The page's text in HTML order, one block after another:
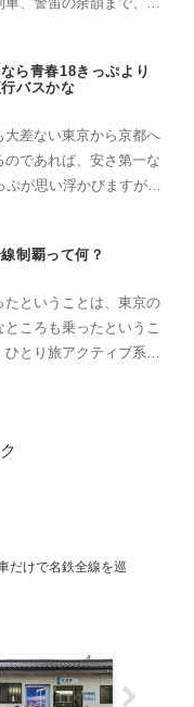
ら青春18きっぷより
バスかな
大差ない東京から京都へ
のであれば、安さ第一な
ぷが思い浮かびますが、
に着けるという便利さ何
線制覇って何？
たということは、東京の
ところも乗ったというこ
とり旅アクティブ系ラ
線（鶴見線...
だけで名鉄全線を巡